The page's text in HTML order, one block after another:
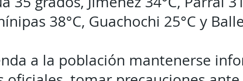
38°C, Guachochi 25°C y
a la población mantenerse